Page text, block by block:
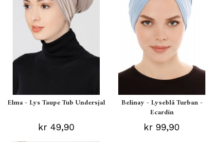
Elma - Lys Taupe Tub Undersjal
kr 49,90
Belinay - Lyseblå Turban -
Ecardin
kr 99,90